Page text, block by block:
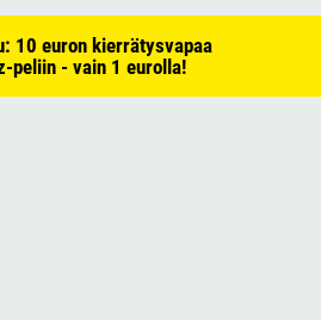
10 euron kierrätysvapaa
peliin - vain 1 eurolla!